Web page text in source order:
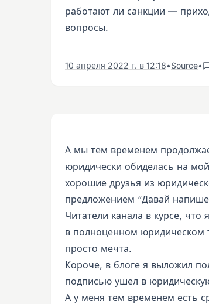
работают ли санкции —
вопросы.
10 апреля 2022 г. в 12:18•Source•
А мы тем временем
юридически обиделась на
хорошие друзья из
предложением “Давай
Читатели канала в курсе,
в полноценном юридическом
просто мечта.
Короче, в блоге я выложил
подписью ушел в
А у меня тем временем есть